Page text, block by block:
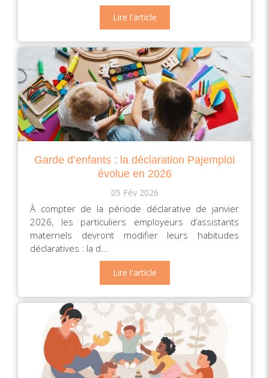
Lire l'article
Garde d’enfants : la déclaration Pajemploi
évolue en 2026
05 Fév 2026
À compter de la période déclarative de janvier
2026, les particuliers employeurs d’assistants
maternels devront modifier leurs habitudes
déclaratives : la d...
Lire l'article